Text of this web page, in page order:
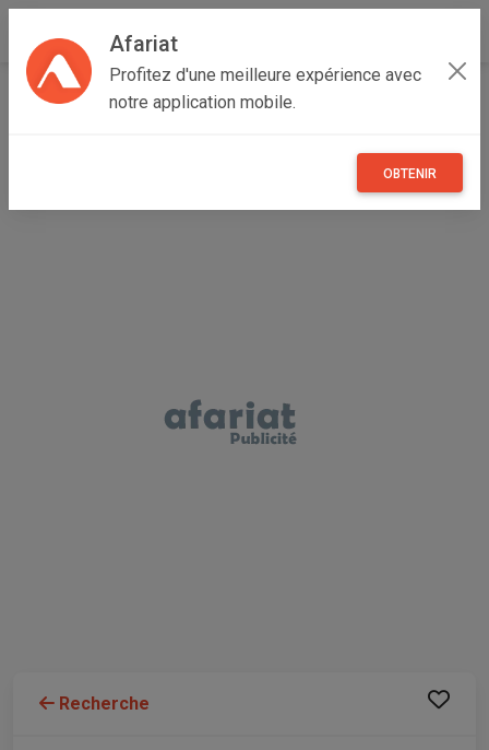
Afariat
Profitez d'une meilleure expérience avec
notre application mobile.
OBTENIR
Accueil Immobilier Grand Tunis
Recherche